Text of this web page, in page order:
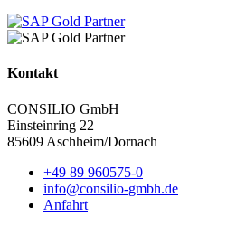
Kontakt
CONSILIO GmbH
Einsteinring 22
85609 Aschheim/Dornach
+49 89 960575-0
info@consilio-gmbh.de
Anfahrt